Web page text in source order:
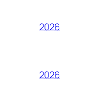
2026
2026